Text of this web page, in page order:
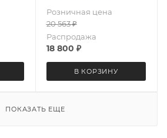
9863A DSP
Розничная цена
20 563₽
Распродажа
18 800 ₽
В КОРЗИНУ
ПОКАЗАТЬ ЕЩЕ